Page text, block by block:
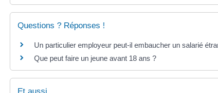
Questions ? Réponses !
Un particulier employeur peut-il embaucher un salarié
Que peut faire un jeune avant 18 ans ?